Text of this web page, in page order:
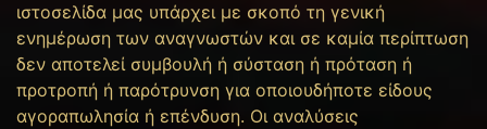
ιστοσελίδα μας υπάρχει με σκοπό τη γενική
ενημέρωση των αναγνωστών και σε καμία περίπτωση
δεν αποτελεί συμβουλή ή σύσταση ή πρόταση ή
προτροπή ή παρότρυνση για οποιουδήποτε είδους
αγοραπωλησία ή επένδυση. Οι αναλύσεις